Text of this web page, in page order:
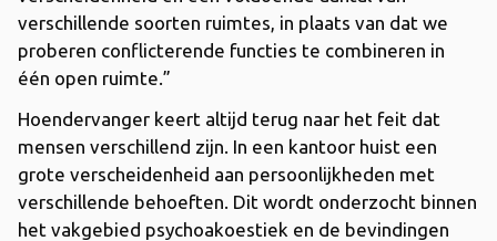
verschillende soorten ruimtes, in plaats van dat we
proberen conflicterende functies te combineren in
één open ruimte.”
Hoendervanger keert altijd terug naar het feit dat
mensen verschillend zijn. In een kantoor huist een
grote verscheidenheid aan persoonlijkheden met
verschillende behoeften. Dit wordt onderzocht binnen
het vakgebied psychoakoestiek en de bevindingen